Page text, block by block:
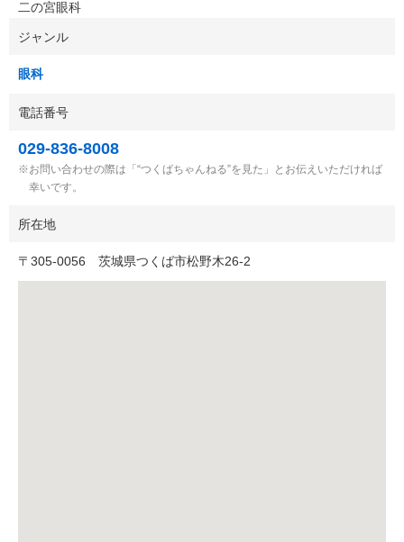
二の宮眼科
ジャンル
眼科
電話番号
029-836-8008
お問い合わせの際は「“つくばちゃんねる”を見た」とお伝えいただければ
幸いです。
所在地
〒 305-0056 茨城県つくば市松野木26-2